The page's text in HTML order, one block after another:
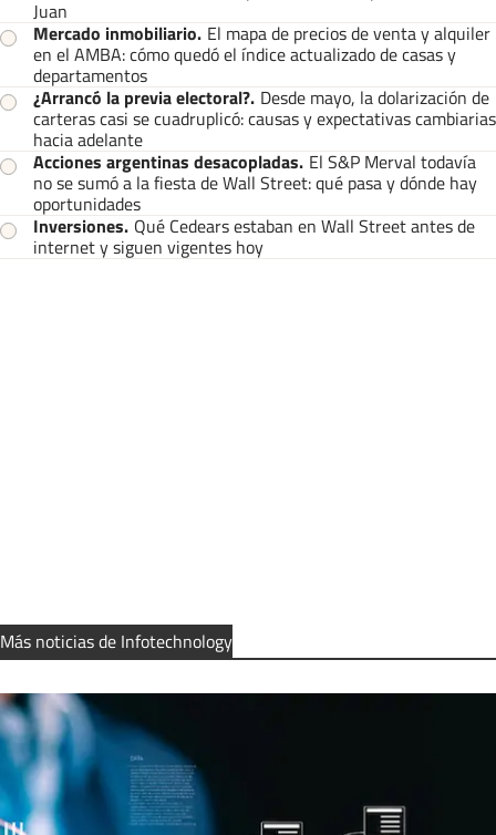
Juan
Mercado inmobiliario. El mapa de precios de venta y alquiler
en el AMBA: cómo quedó el índice actualizado de casas y
departamentos
¿Arrancó la previa electoral?. Desde mayo, la dolarización de
carteras casi se cuadruplicó: causas y expectativas cambiarias
hacia adelante
Acciones argentinas desacopladas. El S&P Merval todavía
no se sumó a la fiesta de Wall Street: qué pasa y dónde hay
oportunidades
Inversiones. Qué Cedears estaban en Wall Street antes de
internet y siguen vigentes hoy
Más noticias de Infotechnology